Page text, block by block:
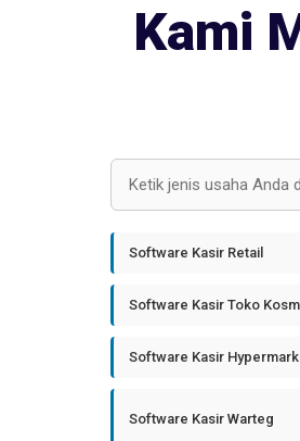
Kami
Software Kasir Retail
Software Kasir Toko
Software Kasir
Software Kasir Warteg